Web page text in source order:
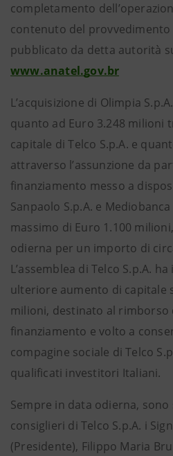
completamento
contenuto del provvedimento
pubblicato da detta autorità
www.anatel.gov.br
L’acquisizione di Olimpia
quanto ad Euro 3.248 milioni
capitale di Telco S.p.A. e
attraverso l’assunzione da
finanziamento messo a
Sanpaolo S.p.A. e
massimo di Euro 1.100
odierna per un importo di
L’assemblea di Telco S.p.A.
ulteriore aumento di capitale
milioni, destinato al rimborso
finanziamento e volto a
compagine sociale di Telco
qualificati investitori Italiani.
Sempre in data odierna,
consiglieri di Telco S.p.A. i
(Presidente), Filippo Maria